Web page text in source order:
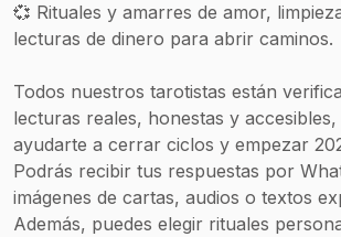
💞 Rituales y amarres de amor,
lecturas de dinero para abrir caminos.
Todos nuestros tarotistas están
lecturas reales, honestas y
ayudarte a cerrar ciclos y empezar
Podrás recibir tus respuestas por
imágenes de cartas, audios o textos
Además, puedes elegir rituales